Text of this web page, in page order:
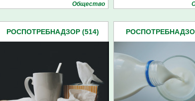
Общество
РОСПОТРЕБНАДЗОР (514)